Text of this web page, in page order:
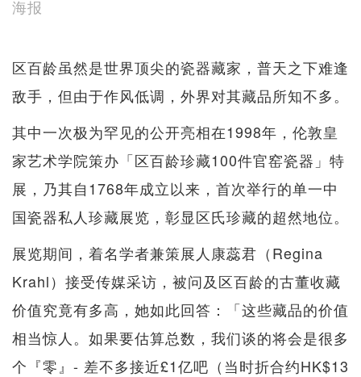
海报
区百龄虽然是世界顶尖的瓷器藏家，普天之下难逢
敌手，但由于作风低调，外界对其藏品所知不多。
其中一次极为罕见的公开亮相在1998年，伦敦皇
家艺术学院策办「区百龄珍藏100件官窑瓷器」特
展，乃其自1768年成立以来，首次举行的单一中
国瓷器私人珍藏展览，彰显区氏珍藏的超然地位。
展览期间，着名学者兼策展人康蕊君（Regina
Krahl）接受传媒采访，被问及区百龄的古董收藏
价值究竟有多高，她如此回答：「这些藏品的价值
相当惊人。如果要估算总数，我们谈的将会是很多
个『零』- 差不多接近£1亿吧（当时折合约HK$13